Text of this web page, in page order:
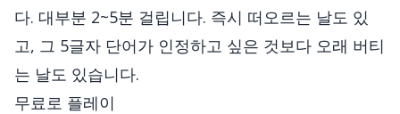
다. 대부분 2~5분 걸립니다. 즉시 떠오르는 날도 있
고, 그 5글자 단어가 인정하고 싶은 것보다 오래 버티
는 날도 있습니다.
무료로 플레이